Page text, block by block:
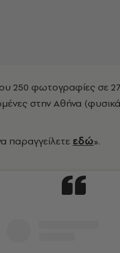
250 φωτογραφίες σε
στην Αθήνα
παραγγείλετε εδώ».